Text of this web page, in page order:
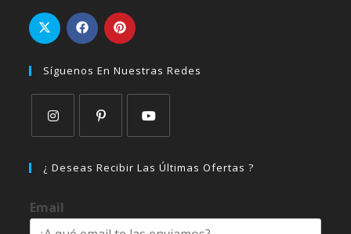
Síguenos En Nuestras Redes
abre
una
nueva
abre
nueva
abre
nueva
¿ Deseas Recibir Las Últimas Ofertas ?
Email